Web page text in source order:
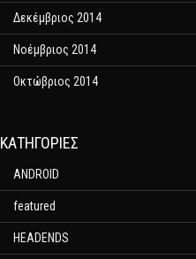
Δεκέμβριος 2014
Νοέμβριος 2014
Οκτώβριος 2014
KΑΤΗΓΟΡΊΕΣ
ANDROID
featured
HEADENDS